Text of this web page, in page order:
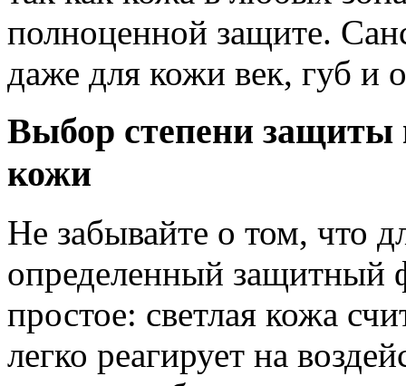
полноценной защите.
даже для кожи век, губ и
Выбор степени защиты
кожи
Не забывайте о том, что
определенный защитный
простое: светлая кожа
легко реагирует на